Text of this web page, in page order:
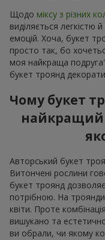
Щодо міксу з різних
виділяється легкістю
емоцій. Хоча, букет
просто так, бо
моя найкраща
букет троянд
Чому букет
найкращий
Авторський букет
Витончені рослини
букет троянд
потрібною. На
квіти. Проте
вишукано та
ви обрали, чи якому